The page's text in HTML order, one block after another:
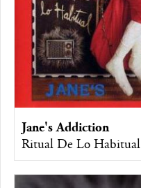
Jane's Addiction
Ritual De Lo Habitual